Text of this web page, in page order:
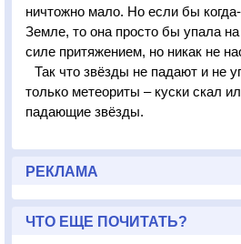
ничтожно мало. Но если бы
Земле, то она просто бы упала на
силе притяжением, но никак не
Так что звёзды не падают и не
только метеориты – куски скал
падающие звёзды.
РЕКЛАМА
ЧТО ЕЩЕ ПОЧИТАТЬ?